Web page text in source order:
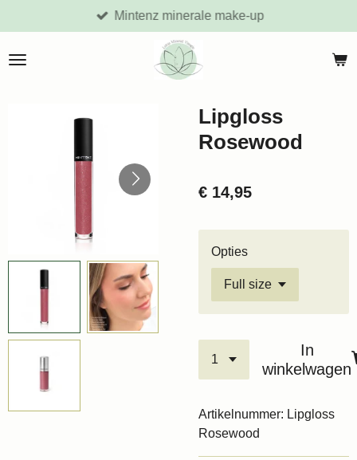
direct
naar
Mintenz minerale make-up
Lipgloss
Rosewood
€ 14,95
Opties
In
winkelwagen
Artikelnummer: Lipgloss
Rosewood